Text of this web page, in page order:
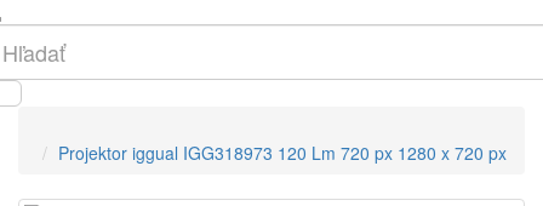
Projektor iggual IGG318973 120 Lm 720 px 1280 x 720 px